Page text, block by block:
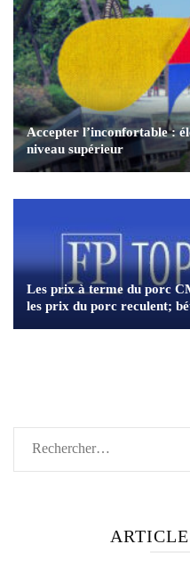
Accepter l’inconfortable :
niveau supérieur
Les prix à terme du porc
les prix du porc reculent;
Rechercher :